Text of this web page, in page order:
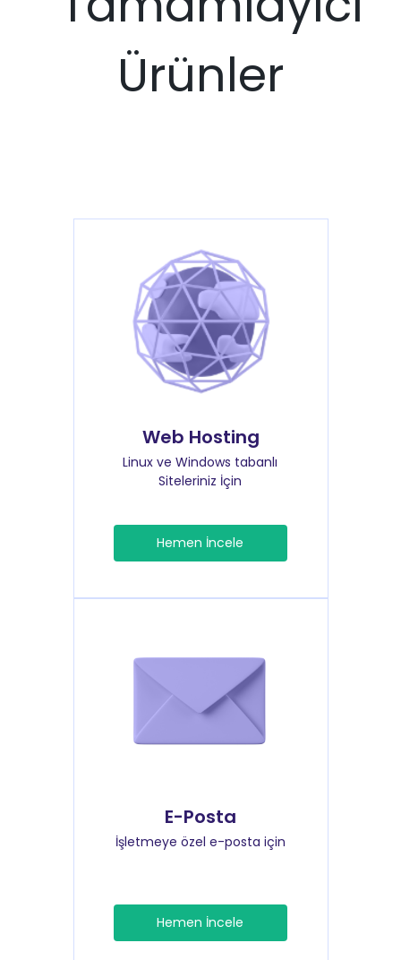
Ürünler
Web Hosting
Linux ve Windows tabanlı
Siteleriniz İçin
Hemen İncele
E-Posta
İşletmeye özel e-posta için
Hemen İncele